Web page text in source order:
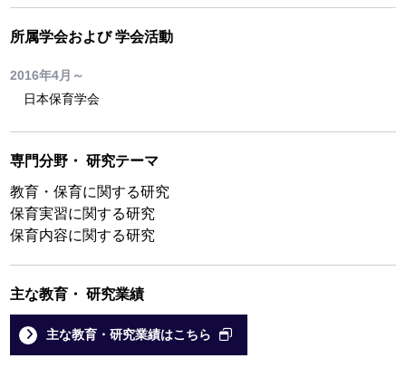
所属学会および学会活動
2016年4月～
日本保育学会
専門分野 ・ 研究テーマ
教育・保育に関する研究
保育実習に関する研究
保育内容に関する研究
主な教育 ・ 研究業績
主な教育・研究業績はこちら